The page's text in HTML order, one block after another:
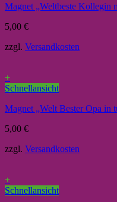
Magnet „Weltbeste Kollegin
5,00 €
zzgl. Versandkosten
+
Schnellansicht
Magnet „Welt Bester Opa in
5,00 €
zzgl. Versandkosten
+
Schnellansicht